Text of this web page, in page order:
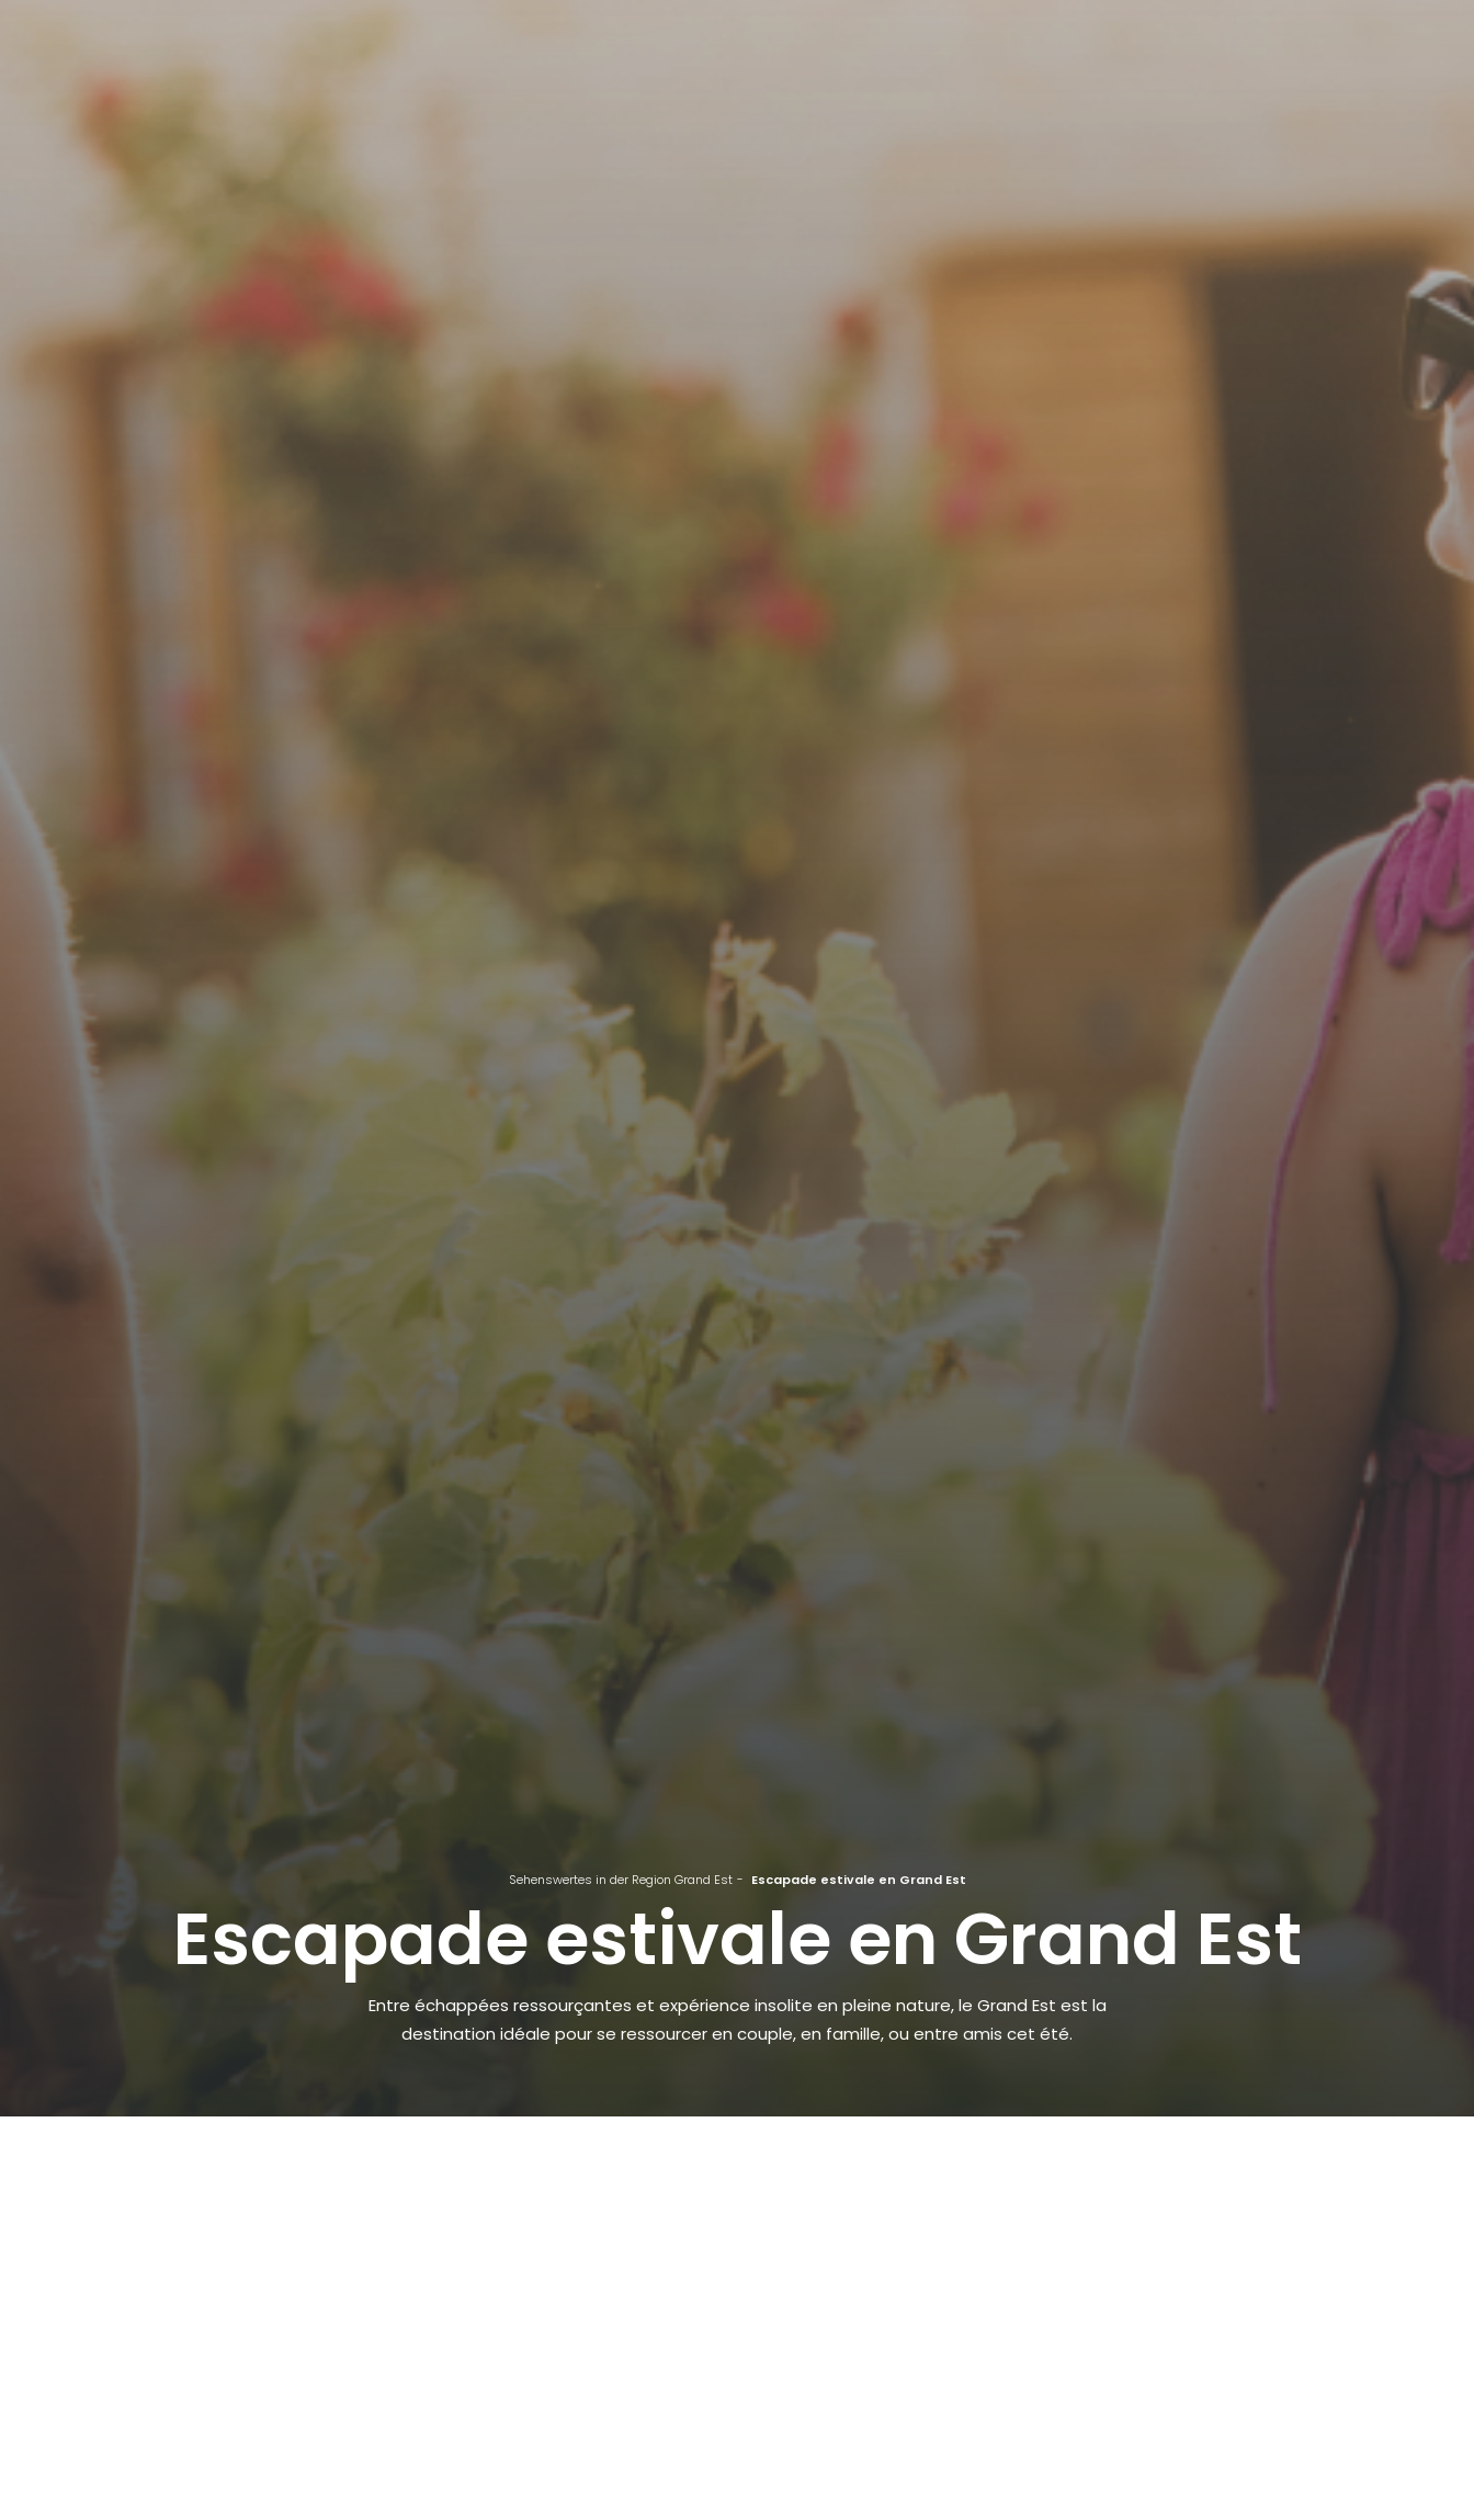
Sehenswertes in der Region Grand Est Escapade estivale en Grand Est
Escapade estivale en Grand Est
Entre échappées ressourçantes et expérience insolite en pleine nature, le Grand Est est la
destination idéale pour se ressourcer en couple, en famille, ou entre amis cet été.